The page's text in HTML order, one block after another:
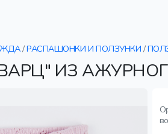
/РАСПАШОНКИ И ПОЛЗУНКИ /
ИЗ